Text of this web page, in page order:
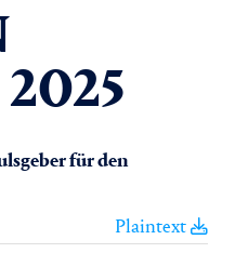
für den
Plaintext